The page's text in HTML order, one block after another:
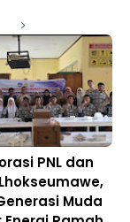
PNL dan
Lhokseumawe,
Muda